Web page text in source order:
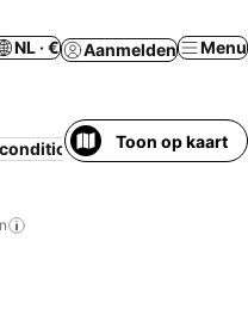
NL · € Aanmelden Menu
Wifi Aparthotel
Toon op kaart